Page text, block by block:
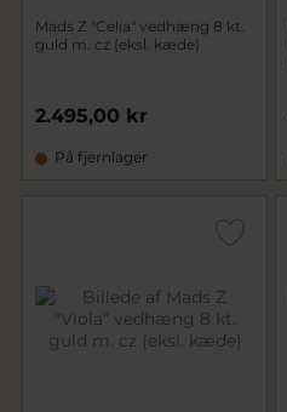
Mads Z "Celia" vedhæng 8 kt.
guld m. cz (eksl. kæde)
2.495,00 kr
På fjernlager